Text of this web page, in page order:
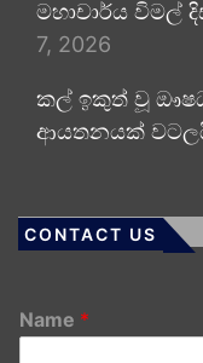
මහාචාර්ය විමල්
7, 2026
කල් ඉකුත් වූ
ආයතනයක්
CONTACT US
Name *